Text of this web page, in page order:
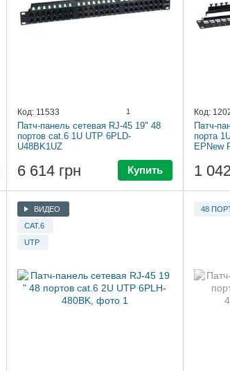
Код: 11533 1
Патч-панель сетевая RJ-45 19" 48
портов cat.6 1U UTP 6PLD-
U48BK1UZ
6 614 грн Купить
Код:
Патч-
порта
EPNew
1
ВИДЕО
CAT.6
UTP
48